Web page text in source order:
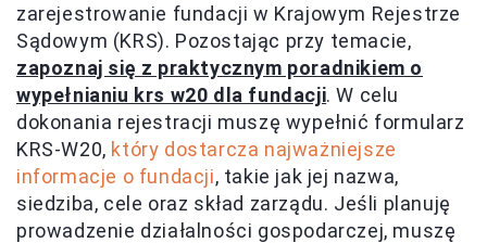
zarejestrowanie fundacji w Krajowym Rejestrze
Sądowym (KRS). Pozostając przy temacie,
zapoznaj się z praktycznym poradnikiem o
wypełnianiu krs w20 dla fundacji. W celu
dokonania rejestracji muszę wypełnić formularz
KRS-W20, który dostarcza najważniejsze
informacje o fundacji, takie jak jej nazwa,
siedziba, cele oraz skład zarządu. Jeśli planuję
prowadzenie działalności gospodarczej, muszę